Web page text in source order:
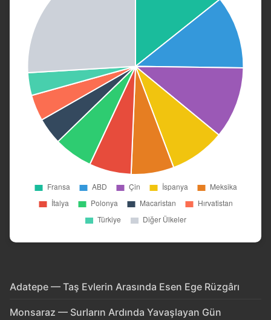
Adatepe — Taş Evlerin Arasında Esen Ege Rüzgârı
Monsaraz — Surların Ardında Yavaşlayan Gün